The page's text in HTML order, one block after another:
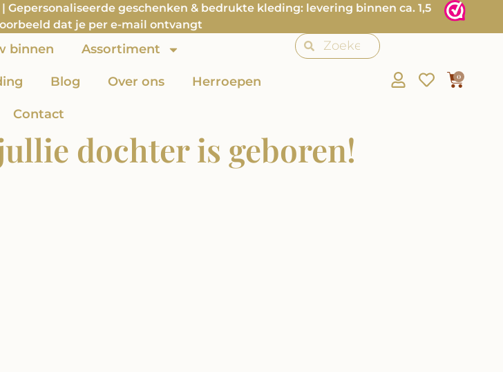
geschenken & bedrukte kleding: levering binnen ca. 1,5
dat je per e-mail ontvangt
binnen Assortiment
Blog Over ons Herroepen
Contact
0
dochter is geboren!